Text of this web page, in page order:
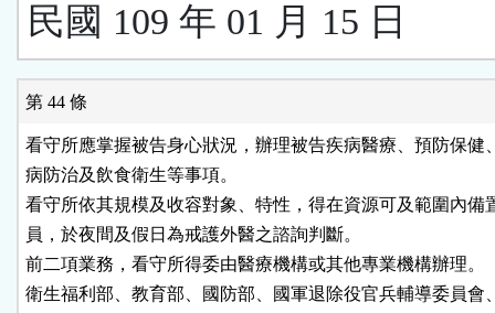
民國 109 年 01 月 15 日
第 44 條
看守所應掌握被告身心狀況，辦理被告疾病醫療、預防保健
病防治及飲食衛生等事項。
看守所依其規模及收容對象、特性，得在資源可及範圍內備
員，於夜間及假日為戒護外醫之諮詢判斷。
前二項業務，看守所得委由醫療機構或其他專業機構辦理。
衛生福利部、教育部、國防部、國軍退除役官兵輔導委員會